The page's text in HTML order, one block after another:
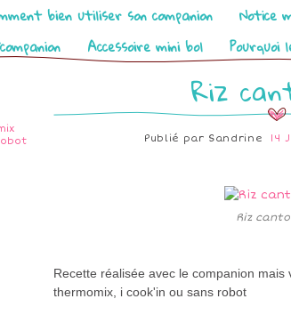
bien utiliser son companion
Notice
Accessoire mini bol Pourquoi
Riz
Publié par Sandrine 14
Riz
Recette réalisée avec le companion
thermomix, i cook'in ou sans robot